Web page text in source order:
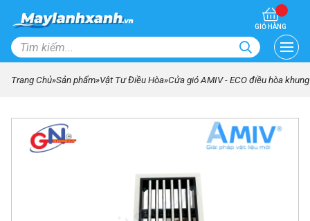
GIỎ HÀNG
Trang Chủ»Sản phẩm»Vật Tư Điều Hòa»Cửa gió AMIV - ECO điều hòa